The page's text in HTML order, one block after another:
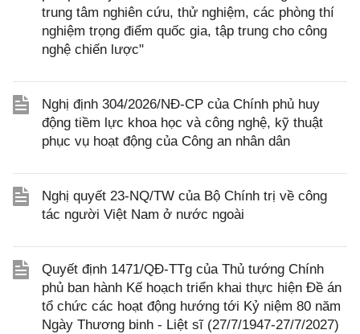
trung tâm nghiên cứu, thử nghiệm, các phòng thí
nghiệm trọng điểm quốc gia, tập trung cho công
nghệ chiến lược"
Nghị định 304/2026/NĐ-CP của Chính phủ huy
động tiềm lực khoa học và công nghệ, kỹ thuật
phục vụ hoạt động của Công an nhân dân
Nghị quyết 23-NQ/TW của Bộ Chính trị về công
tác người Việt Nam ở nước ngoài
Quyết định 1471/QĐ-TTg của Thủ tướng Chính
phủ ban hành Kế hoạch triển khai thực hiện Đề án
tổ chức các hoạt động hướng tới Kỷ niệm 80 năm
Ngày Thương binh - Liệt sĩ (27/7/1947-27/7/2027)